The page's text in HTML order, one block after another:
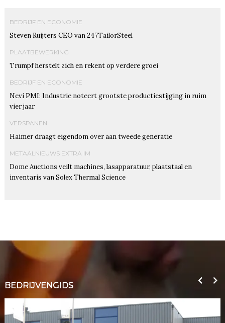
BEDRIJF EN ECONOMIE
Steven Ruijters CEO van 247TailorSteel
PLAATBEWERKING
Trumpf herstelt zich en rekent op verdere groei
BEDRIJF EN ECONOMIE
Nevi PMI: Industrie noteert grootste productiestijging in ruim
vier jaar
VERSPANEN
Haimer draagt eigendom over aan tweede generatie
METAALNIEUWS EXTRA IM
Dome Auctions veilt machines, lasapparatuur, plaatstaal en
inventaris van Solex Thermal Science
BEDRIJVENGIDS